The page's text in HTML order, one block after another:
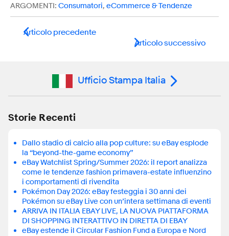
ARGOMENTI: Consumatori, eCommerce & Tendenze
Articolo precedente
Articolo successivo
Ufficio Stampa Italia
Storie Recenti
Dallo stadio di calcio alla pop culture: su eBay esplode
la “beyond-the-game economy”
eBay Watchlist Spring/Summer 2026: il report analizza
come le tendenze fashion primavera-estate influenzino
i comportamenti di rivendita
Pokémon Day 2026: eBay festeggia i 30 anni dei
Pokémon su eBay Live con un’intera settimana di eventi
ARRIVA IN ITALIA EBAY LIVE, LA NUOVA PIATTAFORMA
DI SHOPPING INTERATTIVO IN DIRETTA DI EBAY
eBay estende il Circular Fashion Fund a Europa e Nord